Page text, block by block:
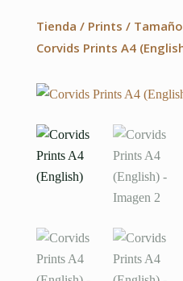
Tienda / Prints /
Corvids Prints A4